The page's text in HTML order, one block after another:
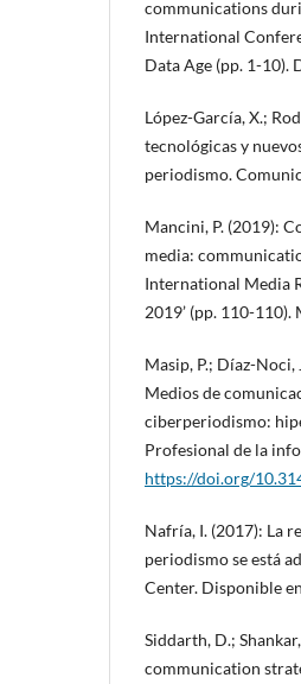
communications
International
Data Age (pp. 1-10).
López-García, X.;
tecnológicas y
periodismo.
Mancini, P. (2019):
media:
International Media
2019’ (pp. 110-
Masip, P.; Díaz-Noci,
Medios de
ciberperiodismo:
Profesional de la
https://doi.org/
Nafría, I. (2017): La
periodismo se está
Center. Disponible en
Siddarth, D.;
communication